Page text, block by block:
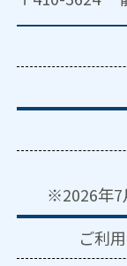
※2026年7
ご利